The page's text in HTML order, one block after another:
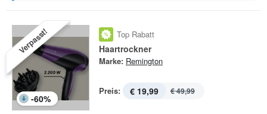
Verpasst!
-60%
Top Rabatt
Haartrockner
Marke: Remington
Preis: € 19,99 € 49,99